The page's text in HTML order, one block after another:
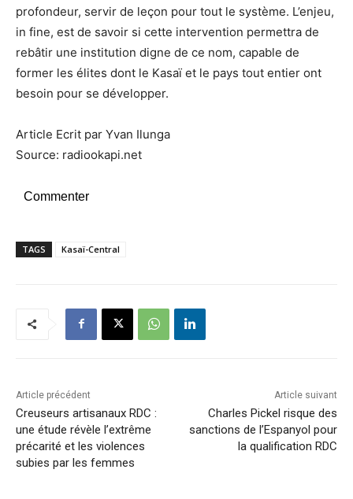
profondeur, servir de leçon pour tout le système. L’enjeu,
in fine, est de savoir si cette intervention permettra de
rebâtir une institution digne de ce nom, capable de
former les élites dont le Kasaï et le pays tout entier ont
besoin pour se développer.
Article Ecrit par Yvan Ilunga
Source: radiookapi.net
Commenter
TAGS Kasaï-Central
Article précédent
Creuseurs artisanaux RDC :
une étude révèle l’extrême
précarité et les violences
subies par les femmes
Article suivant
Charles Pickel risque des
sanctions de l’Espanyol pour
la qualification RDC